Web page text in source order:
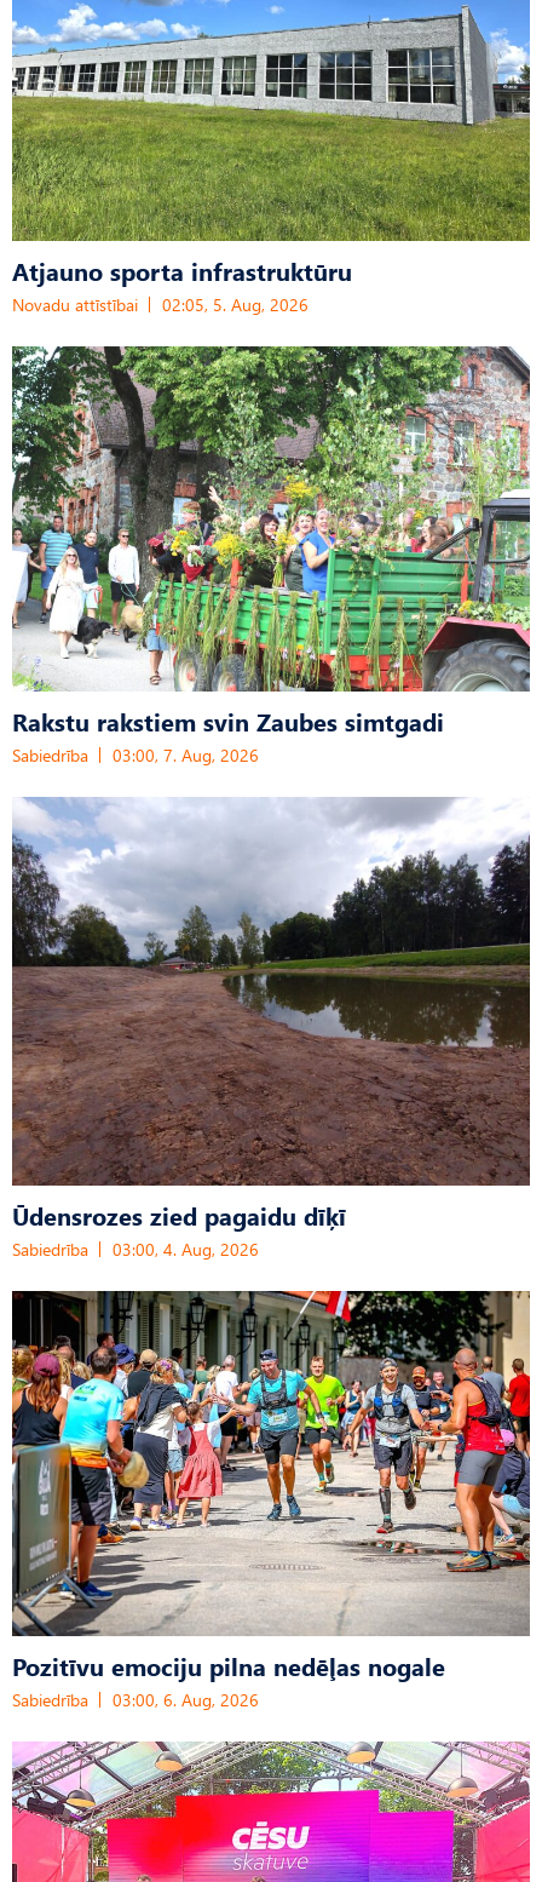
Atjauno sporta infrastruktūru
Novadu attīstībai 02:05, 5. Aug, 2026
Rakstu rakstiem svin Zaubes simtgadi
Sabiedrība 03:00, 7. Aug, 2026
Ūdensrozes zied pagaidu dīķī
Sabiedrība 03:00, 4. Aug, 2026
Pozitīvu emociju pilna nedēļas nogale
Sabiedrība 03:00, 6. Aug, 2026